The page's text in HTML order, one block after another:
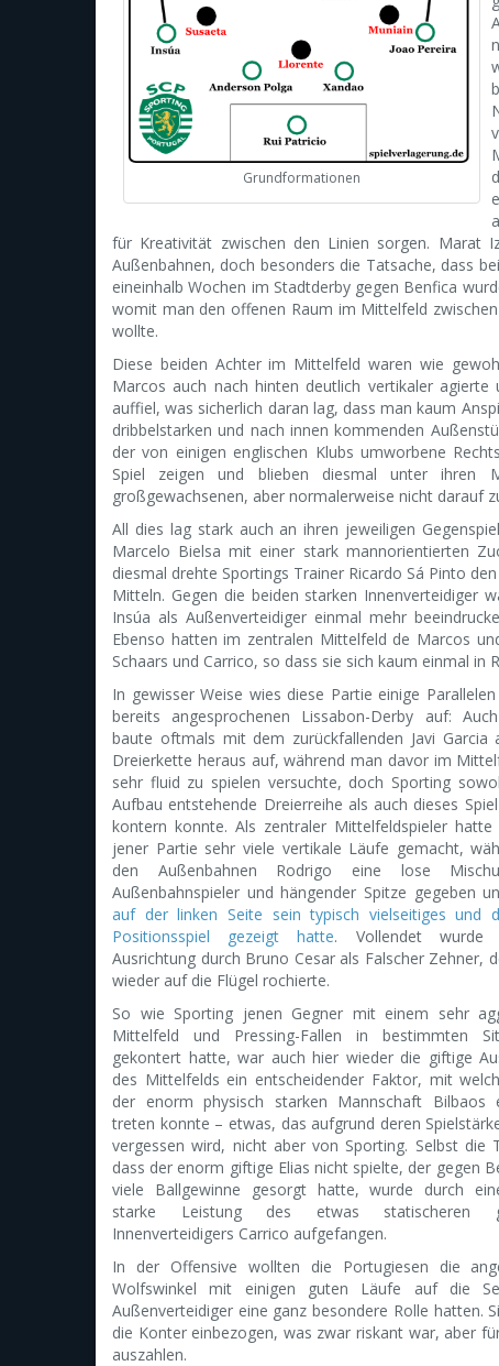
Grundformationen
für Kreativität zwischen den Linien sorgen. Marat
Außenbahnen, doch besonders die Tatsache, dass
eineinhalb Wochen im Stadtderby gegen Benfica
womit man den offenen Raum im Mittelfeld
wollte.
Diese beiden Achter im Mittelfeld waren wie
Marcos auch nach hinten deutlich vertikaler
auffiel, was sicherlich daran lag, dass man kaum
dribbelstarken und nach innen kommenden
der von einigen englischen Klubs umworbene
Spiel zeigen und blieben diesmal unter ihren
großgewachsenen, aber normalerweise nicht darauf
All dies lag stark auch an ihren jeweiligen
Marcelo Bielsa mit einer stark mannorientierten
diesmal drehte Sportings Trainer Ricardo Sá Pinto
Mitteln. Gegen die beiden starken Innenverteidiger
Insúa als Außenverteidiger einmal mehr
Ebenso hatten im zentralen Mittelfeld de Marcos
Schaars und Carrico, so dass sie sich kaum einmal in
In gewisser Weise wies diese Partie einige
bereits angesprochenen Lissabon-Derby auf:
baute oftmals mit dem zurückfallenden Javi Garcia
Dreierkette heraus auf, während man davor im
sehr fluid zu spielen versuchte, doch Sporting
Aufbau entstehende Dreierreihe als auch dieses
kontern konnte. Als zentraler Mittelfeldspieler hatte
jener Partie sehr viele vertikale Läufe gemacht,
den Außenbahnen Rodrigo eine lose
Außenbahnspieler und hängender Spitze gegeben
auf der linken Seite sein typisch vielseitiges und
Positionsspiel gezeigt hatte. Vollendet wurde
Ausrichtung durch Bruno Cesar als Falscher Zehner,
wieder auf die Flügel rochierte.
So wie Sporting jenen Gegner mit einem sehr
Mittelfeld und Pressing-Fallen in bestimmten
gekontert hatte, war auch hier wieder die giftige
des Mittelfelds ein entscheidender Faktor, mit
der enorm physisch starken Mannschaft Bilbaos
treten konnte – etwas, das aufgrund deren
vergessen wird, nicht aber von Sporting. Selbst die
dass der enorm giftige Elias nicht spielte, der gegen
viele Ballgewinne gesorgt hatte, wurde durch
starke Leistung des etwas statischeren
Innenverteidigers Carrico aufgefangen.
In der Offensive wollten die Portugiesen die
Wolfswinkel mit einigen guten Läufe auf die
Außenverteidiger eine ganz besondere Rolle hatten.
die Konter einbezogen, was zwar riskant war, aber
auszahlen.